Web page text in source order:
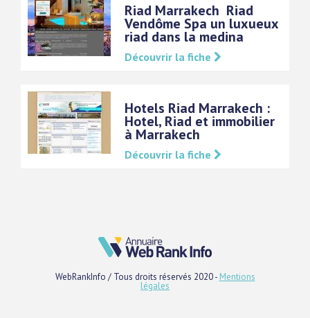
Riad Marrakech  Riad
Vendôme Spa un luxueux
riad dans la medina
Découvrir la fiche
Hotels Riad Marrakech :
Hotel, Riad et immobilier
à Marrakech
Découvrir la fiche
WebRankInfo / Tous droits réservés 2020 - Mentions
légales